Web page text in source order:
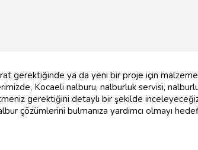
gerektiğinde ya da yeni bir proje için
Kocaeli nalburu, nalburluk servisi,
gerektiğini detaylı bir şekilde
çözümlerini bulmanıza yardımcı olmayı